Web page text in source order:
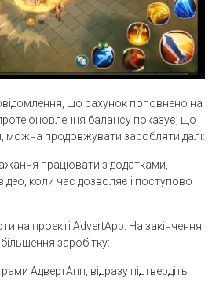
що рахунок поповнено на
проте оновлення балансу показує, що
можна продовжувати заробляти далі:
працювати з додатками,
коли час дозволяє і поступово
на проекті AdvertApp. На закінчення
заробітку:
АдвертАпп, відразу підтвердіть